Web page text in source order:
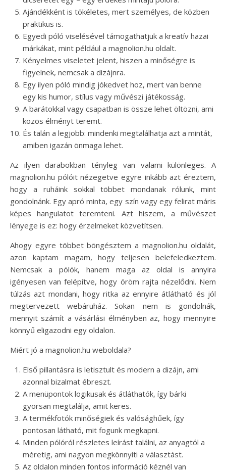
Ajándékként is tökéletes, mert személyes, de közben
praktikus is.
Egyedi póló viselésével támogathatjuk a kreatív hazai
márkákat, mint például a magnolion.hu oldalt.
Kényelmes viseletet jelent, hiszen a minőségre is
figyelnek, nemcsak a dizájnra.
Egy ilyen póló mindig jókedvet hoz, mert van benne
egy kis humor, stílus vagy művészi játékosság.
A barátokkal vagy csapatban is össze lehet öltözni, ami
közös élményt teremt.
És talán a legjobb: mindenki megtalálhatja azt a mintát,
amiben igazán önmaga lehet.
Az ilyen darabokban tényleg van valami különleges. A
magnolion.hu pólóit nézegetve egyre inkább azt éreztem,
hogy a ruháink sokkal többet mondanak rólunk, mint
gondolnánk. Egy apró minta, egy szín vagy egy felirat máris
képes hangulatot teremteni. Azt hiszem, a művészet
lényege is ez: hogy érzelmeket közvetítsen.
Ahogy egyre többet böngésztem a magnolion.hu oldalát,
azon kaptam magam, hogy teljesen belefeledkeztem.
Nemcsak a pólók, hanem maga az oldal is annyira
igényesen van felépítve, hogy öröm rajta nézelődni. Nem
túlzás azt mondani, hogy ritka az ennyire átlátható és jól
megtervezett webáruház. Sokan nem is gondolnák,
mennyit számít a vásárlási élményben az, hogy mennyire
könnyű eligazodni egy oldalon.
Miért jó a magnolion.hu weboldala?
Első pillantásra is letisztult és modern a dizájn, ami
azonnal bizalmat ébreszt.
A menüpontok logikusak és átláthatók, így bárki
gyorsan megtalálja, amit keres.
A termékfotók minőségiek és valósághűek, így
pontosan látható, mit fogunk megkapni.
Minden pólóról részletes leírást találni, az anyagtól a
méretig, ami nagyon megkönnyíti a választást.
Az oldalon minden fontos információ kéznél van